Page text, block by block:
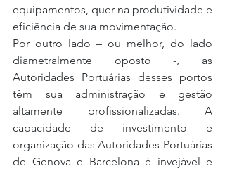
equipamentos, quer na produtividade e
eficiência de sua movimentação.
Por outro lado – ou melhor, do lado
diametralmente oposto -, as
Autoridades Portuárias desses portos
têm sua administração e gestão
altamente profissionalizadas. A
capacidade de investimento e
organização das Autoridades Portuárias
de Genova e Barcelona é invejável e